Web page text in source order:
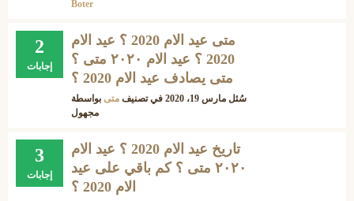
Boter
2
إجابات
متى عيد الام 2020 ؟ عيد الام
2020 ؟ عيد الام ٢٠٢٠ متى ؟
متى يصادف عيد الام 2020 ؟
سُئل مارس 19، 2020 في تصنيف متى بواسطة
مجهول
3
إجابات
تاريخ عيد الام 2020 ؟ عيد الام
٢٠٢٠ متى ؟ كم باقي على عيد
الام 2020 ؟